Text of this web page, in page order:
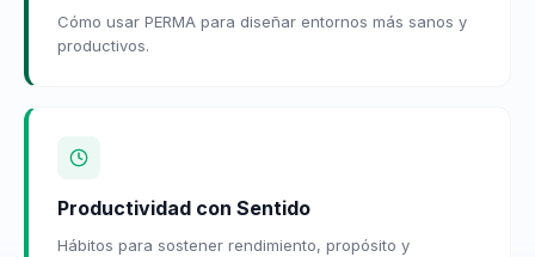
Cómo usar PERMA para diseñar entornos más sanos y
productivos.
Productividad con Sentido
Hábitos para sostener rendimiento, propósito y